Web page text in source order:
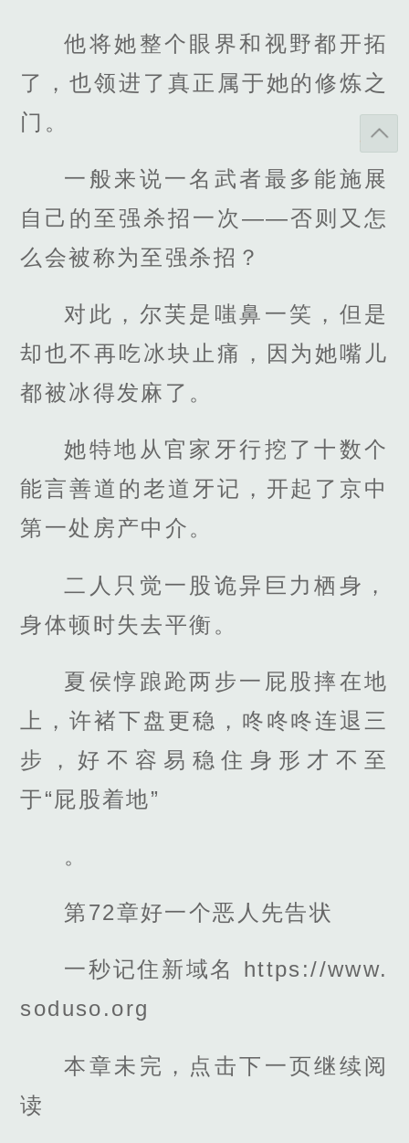
他将她整个眼界和视野都开拓
了，也领进了真正属于她的修炼之
门。
一般来说一名武者最多能施展
自己的至强杀招一次——否则又怎
么会被称为至强杀招？
对此，尔芙是嗤鼻一笑，但是
却也不再吃冰块止痛，因为她嘴儿
都被冰得发麻了。
她特地从官家牙行挖了十数个
能言善道的老道牙记，开起了京中
第一处房产中介。
二人只觉一股诡异巨力栖身，
身体顿时失去平衡。
夏侯惇踉跄两步一屁股摔在地
上，许褚下盘更稳，咚咚咚连退三
步，好不容易稳住身形才不至
于“屁股着地”
。
第72章好一个恶人先告状
一秒记住新域名 https://www.
soduso.org
本章未完，点击下一页继续阅
读